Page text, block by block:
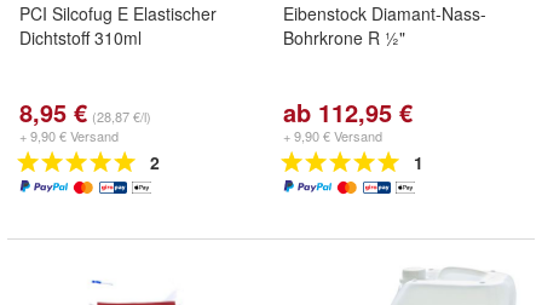
PCI Silcofug E Elastischer
Dichtstoff 310ml
8,95 € (28,87 €/l)
+ 9,90 € Versand
2
Eibenstock Diamant-Nass-
Bohrkrone R ½"
ab 112,95 €
+ 9,90 € Versand
1